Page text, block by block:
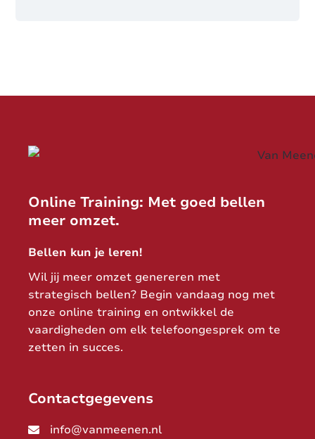
Online Training: Met goed bellen
meer omzet.
Bellen kun je leren!
Wil jij meer omzet genereren met
strategisch bellen? Begin vandaag nog met
onze online training en ontwikkel de
vaardigheden om elk telefoongesprek om te
zetten in succes.
Contactgegevens
info@vanmeenen.nl